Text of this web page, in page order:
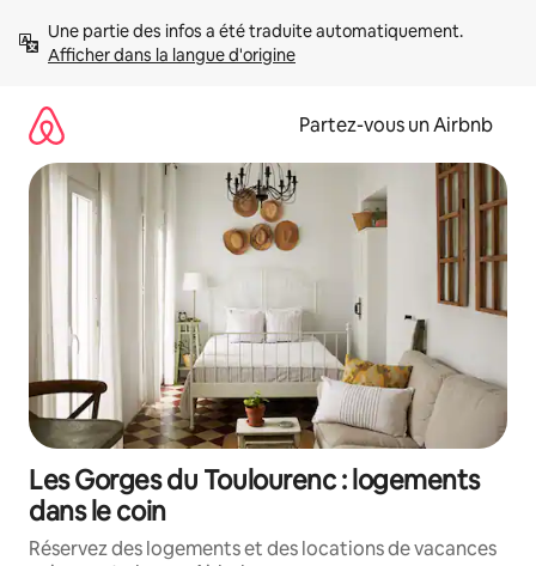
directement
Afficher dans la langue d'origine
Partez-vous un Airbnb
Les Gorges du Toulourenc : logements
dans le coin
Réservez des logements et des locations de vacances